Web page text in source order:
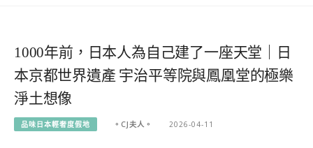
1000年前，日本人為自己建了一座天堂｜日
本京都世界遺產 宇治平等院與鳳凰堂的極樂
淨土想像
品味日本輕奢度假地 。CJ夫人。 2026-04-11